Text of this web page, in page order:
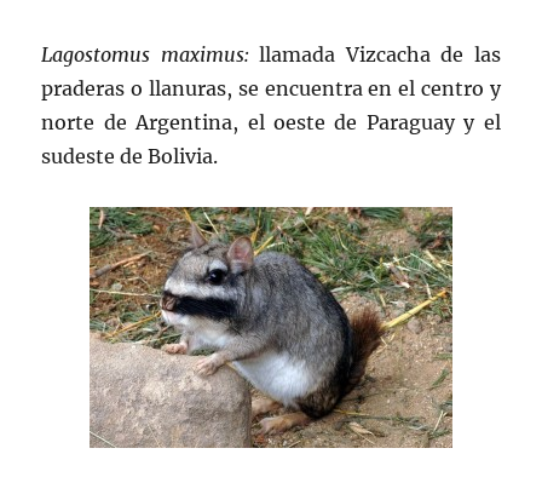
Lagostomus maximus: llamada Vizcacha de las
praderas o llanuras, se encuentra en el centro y
norte de Argentina, el oeste de Paraguay y el
sudeste de Bolivia.